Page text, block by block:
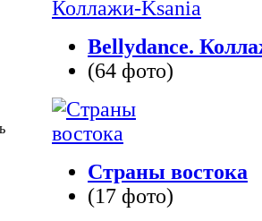
Bellydance.
(64 фото)
Страны востока
(17 фото)